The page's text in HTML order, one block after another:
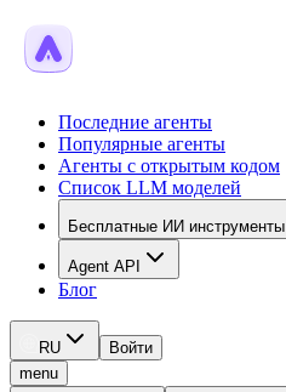
Последние агенты
Популярные агенты
Агенты с открытым кодом
Список LLM моделей
Бесплатные ИИ инструменты
Agent API
Блог
RU
Войти
menu